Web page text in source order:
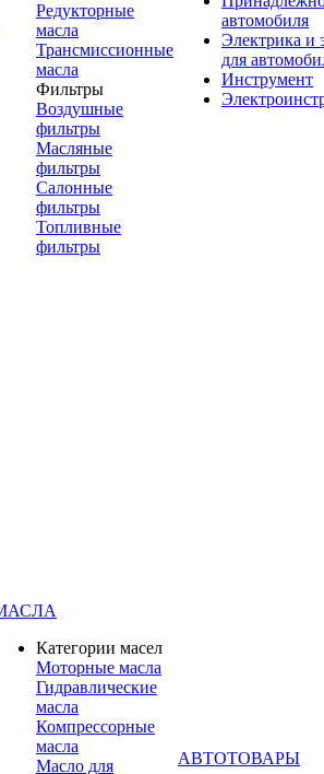
Редукторные
масла
Трансмиссионные
масла
Фильтры
Воздушные
фильтры
Масляные
фильтры
Салонные
фильтры
Топливные
фильтры
автомобиля
Электрика и
для
Инструмент
Категории масел
Моторные масла
Гидравлические
масла
Компрессорные
масла
Масло для
АВТОТОВАРЫ